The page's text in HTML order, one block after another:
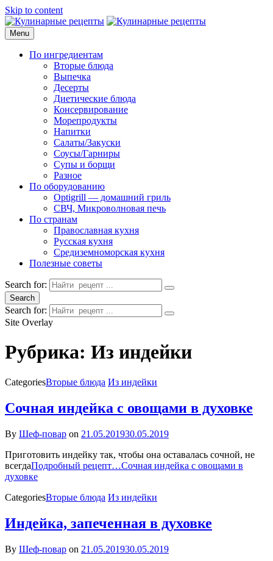
Skip to content
Кулинарные рецепты
для домашнего приготовления
Menu
По ингредиентам
Вторые блюда
Выпечка
Десерты
Диетические блюда
Консервирование
Морепродукты
Напитки
Салаты/Закуски
Соусы/Гарниры
Супы и борщи
Разное
По оборудованию
Optigrill — домашний гриль
СВЧ, Микроволновая печь
По странам
Православная кухня
Русская кухня
Средиземноморская кухня
Полезные советы
Search for:
Search
Search for:
Site Overlay
Рубрика: Из индейки
CategoriesВторые блюда Из индейки
Сочная индейка с овощами в духовке
By Шеф-повар on 21.05.201930.05.2019
Приготовить индейку так, чтобы она оставалась сочной, не
всегдаПодробный рецепт…Сочная индейка с овощами в
духовке
CategoriesВторые блюда Из индейки
Индейка, запеченная в духовке
By Шеф-повар on 21.05.201930.05.2019